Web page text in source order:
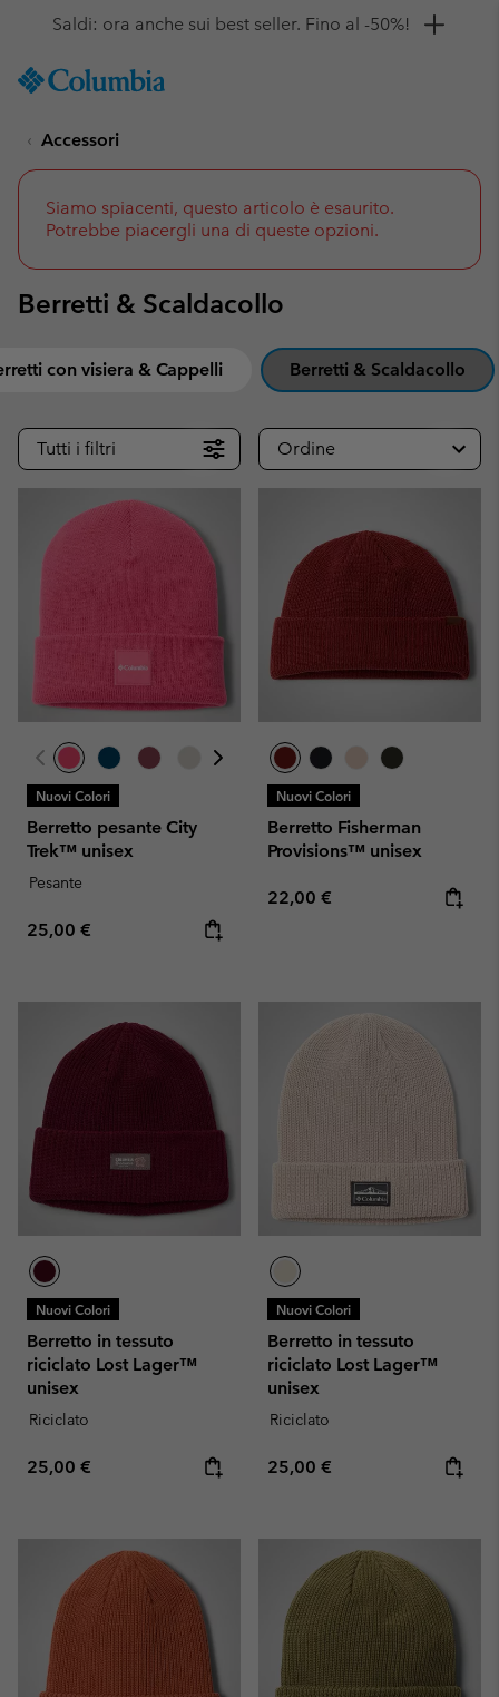
TO
SKIP
NAV
TO
SEARCH
Ottieni il 10% di sconto
Accessori
Siamo spiacenti, questo articolo è esaurito.
Potrebbe piacergli una di queste opzioni.
Berretti & Scaldacollo
con visiera & Cappelli Berretti & Scaldacollo
Tutti i filtri Ordine
Nuovi Colori
Berretto pesante City
Trek™ unisex
Pesante
Regular price:
25,00 €
Nuovi Colori
Berretto Fisherman
Provisions™ unisex
Regular price:
22,00 €
Nuovi Colori
Berretto in tessuto
riciclato Lost Lager™
unisex
Riciclato
Regular price:
25,00 €
Nuovi Colori
Berretto in tessuto
riciclato Lost Lager™
unisex
Riciclato
Regular price:
25,00 €